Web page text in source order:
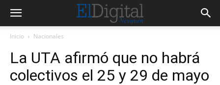
Inicio Nacionales
La UTA afirmó que no habrá
colectivos el 25 y 29 de mayo